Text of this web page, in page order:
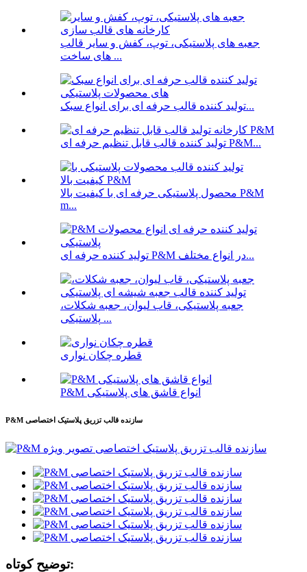
جعبه های پلاستیکی، توپ، کفش و سایر قالب
های ساخت ...
تولید کننده قالب حرفه ای برای انواع سبک...
تولید کننده قالب قابل تنظیم حرفه ای P&M...
محصول پلاستیکی حرفه ای با کیفیت بالا P&M
m...
تولید کننده حرفه ای P&M در انواع مختلف...
جعبه پلاستیکی، قاب لیوان، جعبه شکلات،
پلاستیکی ...
قطره چکان نواری
P&M انواع قاشق های پلاستیکی
P&M سازنده قالب تزریق پلاستیک اختصاصی
توضیح کوتاه: